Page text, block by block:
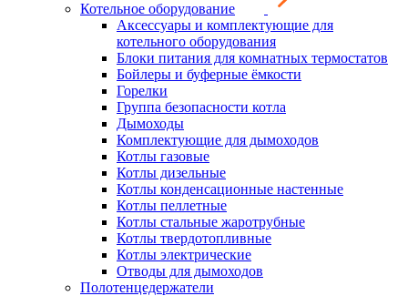
Котельное оборудование
Аксессуары и комплектующие для
котельного оборудования
Блоки питания для комнатных термостатов
Бойлеры и буферные ёмкости
Горелки
Группа безопасности котла
Дымоходы
Комплектующие для дымоходов
Котлы газовые
Котлы дизельные
Котлы конденсационные настенные
Котлы пеллетные
Котлы стальные жаротрубные
Котлы твердотопливные
Котлы электрические
Отводы для дымоходов
Полотенцедержатели